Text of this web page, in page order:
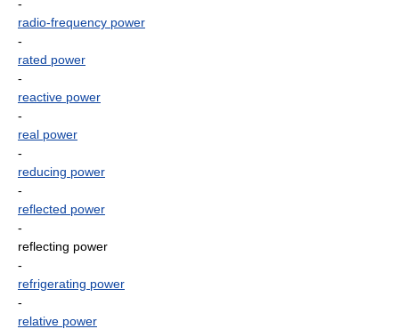
-
radio-frequency power
-
rated power
-
reactive power
-
real power
-
reducing power
-
reflected power
-
reflecting power
-
refrigerating power
-
relative power